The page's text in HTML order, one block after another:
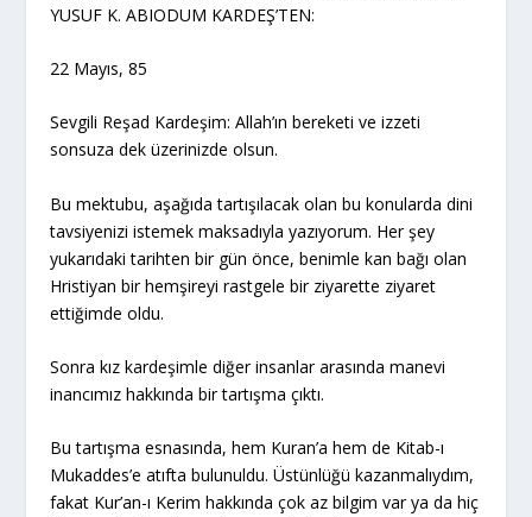
YUSUF K. ABIODUM KARDEŞ’TEN:
22 Mayıs, 85
Sevgili Reşad Kardeşim: Allah’ın bereketi ve izzeti
sonsuza dek üzerinizde olsun.
Bu mektubu, aşağıda tartışılacak olan bu konularda dini
tavsiyenizi istemek maksadıyla yazıyorum. Her şey
yukarıdaki tarihten bir gün önce, benimle kan bağı olan
Hristiyan bir hemşireyi rastgele bir ziyarette ziyaret
ettiğimde oldu.
Sonra kız kardeşimle diğer insanlar arasında manevi
inancımız hakkında bir tartışma çıktı.
Bu tartışma esnasında, hem Kuran’a hem de Kitab-ı
Mukaddes’e atıfta bulunuldu. Üstünlüğü kazanmalıydım,
fakat Kur’an-ı Kerim hakkında çok az bilgim var ya da hiç